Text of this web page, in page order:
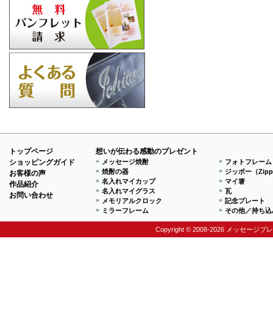
トップページ
ショッピングガイド
お客様の声
作品紹介
お問い合わせ
想いが伝わる感動のプレゼント
メッセージ焼酎
焼酎の器
名入れマイカップ
名入れマイグラス
メモリアルクロック
ミラーフレーム
フォトフレーム
ジッポー（
マイ箸
瓦
記念プレート
その他／持ち
Copyright © 2008-2026 メッセージプ